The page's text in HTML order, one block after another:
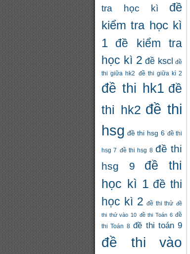
tra học kì
đề
kiểm tra học kì
1
đề kiểm tra
học kì 2 đề kscl đề
thi giữa hk2 đề thi giữa kì 2
đề thi hk1 đề
thi hk2 đề thi
hsg đề thi hsg 6 đề thi
hsg 7 đề thi hsg 8 đề thi
hsg 9
đề thi
học kì 1 đề thi
học kì 2 đề thi thử đề
thi thử vào 10 đề thi Toán 6 đề
thi Toán 8 đề thi toán 9
đề thi vào